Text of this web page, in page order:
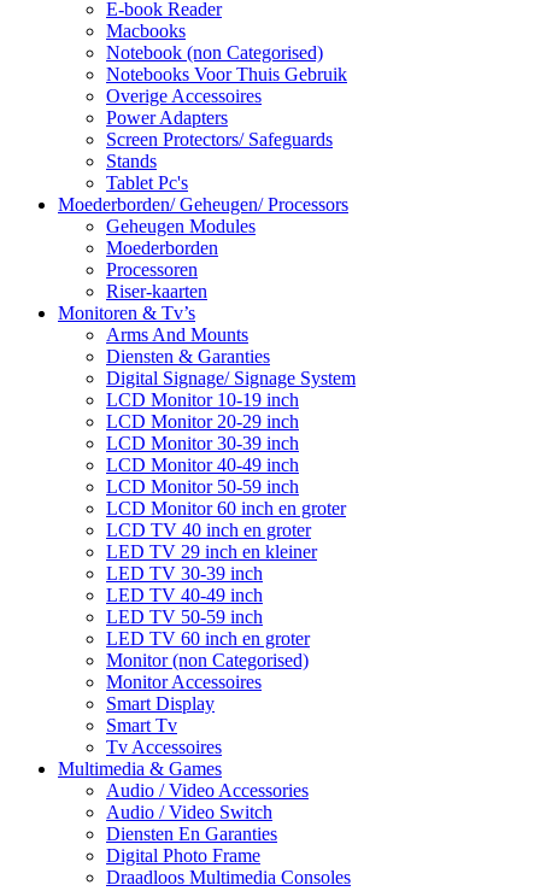
E-book Reader
Macbooks
Notebook (non Categorised)
Notebooks Voor Thuis Gebruik
Overige Accessoires
Power Adapters
Screen Protectors/ Safeguards
Stands
Tablet Pc's
Moederborden/ Geheugen/ Processors
Geheugen Modules
Moederborden
Processoren
Riser-kaarten
Monitoren & Tv’s
Arms And Mounts
Diensten & Garanties
Digital Signage/ Signage System
LCD Monitor 10-19 inch
LCD Monitor 20-29 inch
LCD Monitor 30-39 inch
LCD Monitor 40-49 inch
LCD Monitor 50-59 inch
LCD Monitor 60 inch en groter
LCD TV 40 inch en groter
LED TV 29 inch en kleiner
LED TV 30-39 inch
LED TV 40-49 inch
LED TV 50-59 inch
LED TV 60 inch en groter
Monitor (non Categorised)
Monitor Accessoires
Smart Display
Smart Tv
Tv Accessoires
Multimedia & Games
Audio / Video Accessories
Audio / Video Switch
Diensten En Garanties
Digital Photo Frame
Draadloos Multimedia Consoles